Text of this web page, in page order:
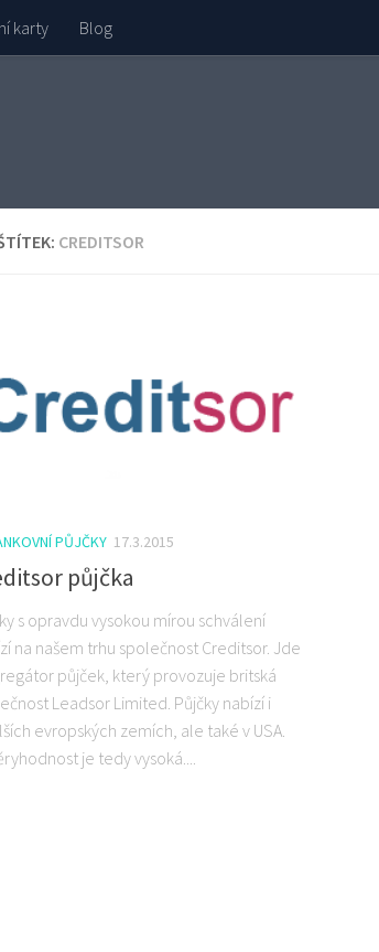
karty Blog
CREDITSOR
PŮJČKY 17.3.2015
půjčka
s opravdu vysokou mírou schválení
na našem trhu společnost Creditsor. Jde
půjček, který provozuje britská
Leadsor Limited. Půjčky nabízí i
evropských zemích, ale také v USA.
je tedy vysoká....